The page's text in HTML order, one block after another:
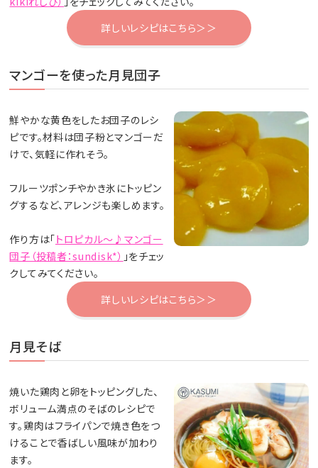
詳しいレシピはこちら＞＞
マンゴーを使った月見団子
鮮やかな黄色をしたお団子のレシ
ピです。材料は団子粉とマンゴーだ
けで、気軽に作れそう。
フルーツポンチやかき氷にトッピン
グするなど、アレンジも楽しめます。
作り方は「トロピカル～♪マンゴー
団子（投稿者：sundisk*） 」をチェッ
クしてみてください。
詳しいレシピはこちら＞＞
月見そば
焼いた鶏肉と卵をトッピングした、
ボリューム満点のそばのレシピで
す。鶏肉はフライパンで焼き色をつ
けることで香ばしい風味が加わり
ます。